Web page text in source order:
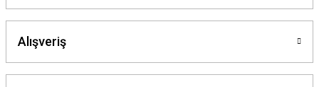
Alışveriş